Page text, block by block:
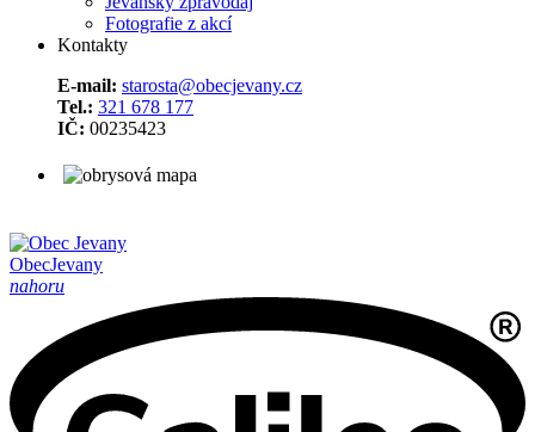
Fotografie z akcí
Kontakty
E-mail: starosta@obecjevany.cz
Tel.: 321 678 177
IČ: 00235423
ObecJevany
nahoru